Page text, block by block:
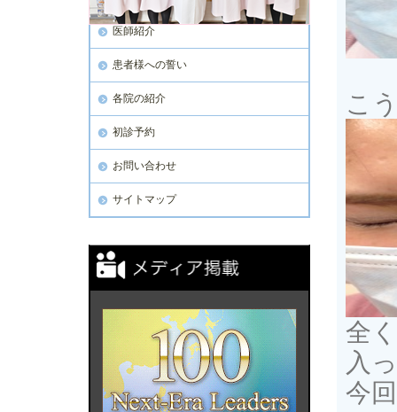
こ
全
入
今
医師紹介
患者様への誓い
各院の紹介
初診予約
お問い合わせ
サイトマップ